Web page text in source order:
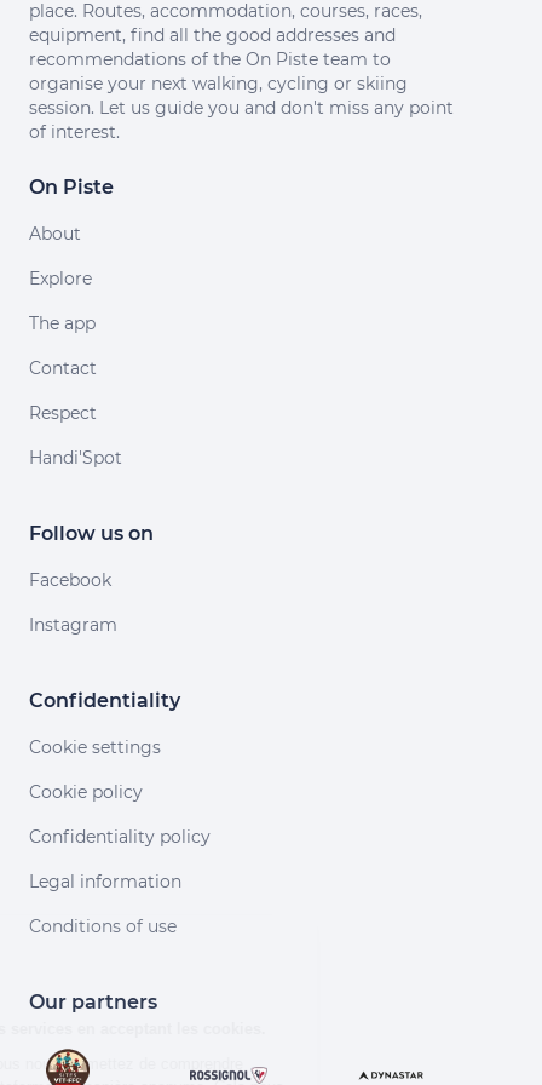
place. Routes, accommodation, courses, races,
equipment, find all the good addresses and
recommendations of the On Piste team to
organise your next walking, cycling or skiing
session. Let us guide you and don't miss any point
of interest.
On Piste
About
Explore
The app
Contact
Respect
Handi'Spot
Follow us on
Facebook
Instagram
Confidentiality
Cookie settings
Cookie policy
Confidentiality policy
Legal information
Conditions of use
Our partners
Salut c'est nous...
Aidez-nous à améliorer nos services en
En acceptant les cookies, vous nous permettez de comprendre